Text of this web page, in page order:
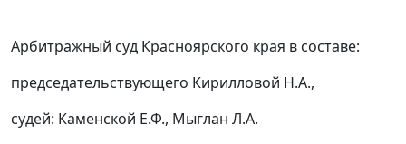
Арбитражный суд Красноярского края в составе:
председательствующего Кирилловой Н.А.,
судей: Каменской Е.Ф., Мыглан Л.А.